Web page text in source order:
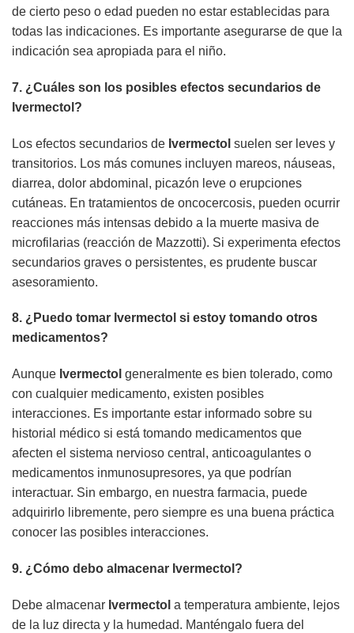
de cierto peso o edad pueden no estar establecidas para
todas las indicaciones. Es importante asegurarse de que la
indicación sea apropiada para el niño.
7. ¿Cuáles son los posibles efectos secundarios de
Ivermectol ?
Los efectos secundarios de Ivermectol suelen ser leves y
transitorios. Los más comunes incluyen mareos, náuseas,
diarrea, dolor abdominal, picazón leve o erupciones
cutáneas. En tratamientos de oncocercosis, pueden ocurrir
reacciones más intensas debido a la muerte masiva de
microfilarias (reacción de Mazzotti). Si experimenta efectos
secundarios graves o persistentes, es prudente buscar
asesoramiento.
8. ¿Puedo tomar Ivermectol si estoy tomando otros
medicamentos?
Aunque Ivermectol generalmente es bien tolerado, como
con cualquier medicamento, existen posibles
interacciones. Es importante estar informado sobre su
historial médico si está tomando medicamentos que
afecten el sistema nervioso central, anticoagulantes o
medicamentos inmunosupresores, ya que podrían
interactuar. Sin embargo, en nuestra farmacia, puede
adquirirlo libremente, pero siempre es una buena práctica
conocer las posibles interacciones.
9. ¿Cómo debo almacenar Ivermectol ?
Debe almacenar Ivermectol a temperatura ambiente, lejos
de la luz directa y la humedad. Manténgalo fuera del